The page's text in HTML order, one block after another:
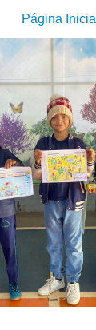
Página Inicial